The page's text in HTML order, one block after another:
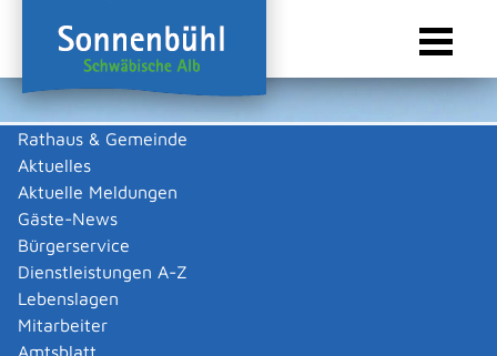
Rathaus & Gemeinde
Aktuelles
Aktuelle Meldungen
Gäste-News
Bürgerservice
Dienstleistungen A-Z
Lebenslagen
Mitarbeiter
Amtsblatt
Sie sind hier:
Gewerbeliste
Keine Daten vorhanden